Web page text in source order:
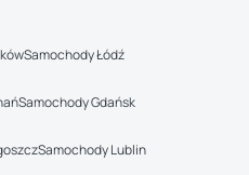
Samochody Łódź
Samochody Gdańsk
Samochody Lublin